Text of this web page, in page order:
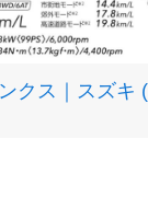
クス｜スズキ